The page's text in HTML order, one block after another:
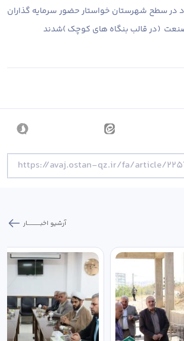
سطح شهرستان خواستار حضور سرمایه گذاران
(در قالب بنگاه های کوچک )شدند
آرشیو اخبـــــــــــار